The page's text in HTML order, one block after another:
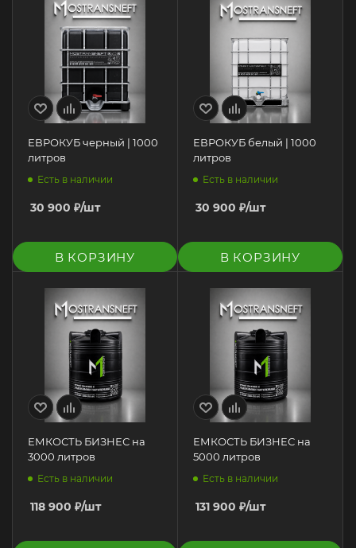
ЕВРОКУБ черный | 1000
литров
Есть в наличии
30 900 ₽/шт
В КОРЗИНУ
ЕВРОКУБ белый | 1000
литров
Есть в наличии
30 900 ₽/шт
В КОРЗИНУ
ЕМКОСТЬ БИЗНЕС на
3000 литров
Есть в наличии
118 900 ₽/шт
ЕМКОСТЬ БИЗНЕС на
5000 литров
Есть в наличии
131 900 ₽/шт